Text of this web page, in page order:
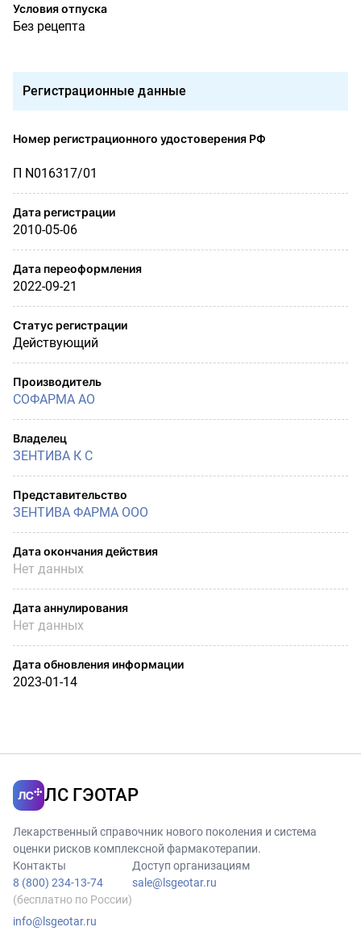
Условия отпуска
Без рецепта
Регистрационные данные
Номер регистрационного удостоверения РФ
П N016317/01
Дата регистрации
2010-05-06
Дата переоформления
2022-09-21
Статус регистрации
Действующий
Производитель
СОФАРМА АО
Владелец
ЗЕНТИВА К С
Представительство
ЗЕНТИВА ФАРМА ООО
Дата окончания действия
Нет данных
Дата аннулирования
Нет данных
Дата обновления информации
2023-01-14
ЛС ГЭОТАР
Лекарственный справочник нового поколения и система
оценки рисков комплексной фармакотерапии.
Контакты
8 (800) 234-13-74
(бесплатно по России)
info@lsgeotar.ru
Доступ организациям
sale@lsgeotar.ru